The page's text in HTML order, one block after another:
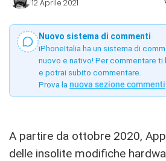
12 Aprile 2021
Nuovo sistema di commenti
iPhoneItalia ha un sistema di
nuovo e nativo! Per commentare
e potrai subito commentare.
Prova la nuova sezione commenti!
A partire da ottobre 2020,
delle insolite modifiche